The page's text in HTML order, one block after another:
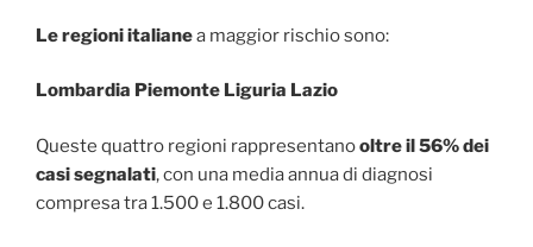
Le regioni italianea maggior rischio sono:
Lombardia Piemonte Liguria Lazio
Queste quattro regioni rappresentanooltre il 56% dei
casi segnalati, con una media annua di diagnosi
compresa tra 1.500 e 1.800 casi.